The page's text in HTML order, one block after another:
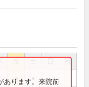
祝
●
あります。来院前